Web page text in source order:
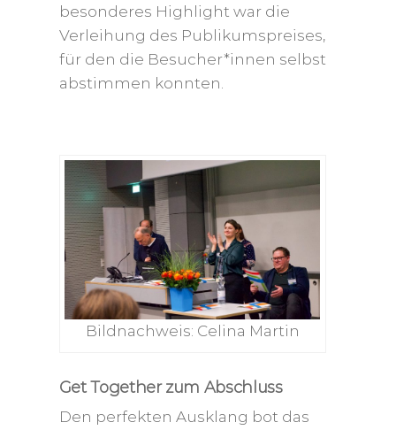
besonderes Highlight war die
Verleihung des Publikumspreises,
für den die Besucher*innen selbst
abstimmen konnten.
Bildnachweis: Celina Martin
Get Together zum Abschluss
Den perfekten Ausklang bot das